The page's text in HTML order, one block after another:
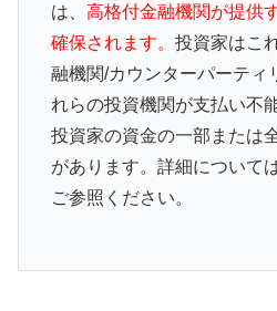
は、 高格付金融機関が提供
確保されます。 投資家はこ
融機関/カウンターパーティ
れらの投資機関が支払い不
投資家の資金の一部または
があります。詳細について
ご参照ください。